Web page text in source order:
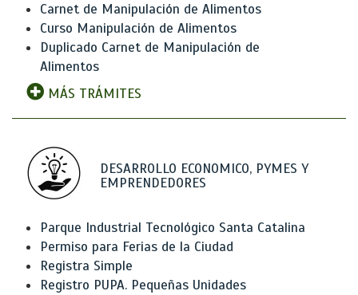
Carnet de Manipulación de Alimentos
Curso Manipulación de Alimentos
Duplicado Carnet de Manipulación de
Alimentos
MÁS TRÁMITES
DESARROLLO ECONOMICO, PYMES Y
EMPRENDEDORES
Parque Industrial Tecnológico Santa Catalina
Permiso para Ferias de la Ciudad
Registra Simple
Registro PUPA. Pequeñas Unidades